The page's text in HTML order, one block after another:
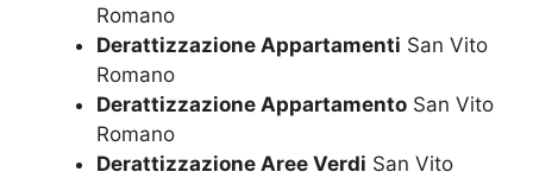
Romano
Derattizzazione Appartamenti San Vito
Romano
Derattizzazione Appartamento San Vito
Romano
Derattizzazione Aree Verdi San Vito